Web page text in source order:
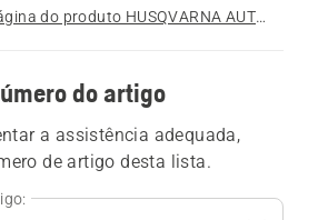
Aceder à página do produto HUSQVARNA AUTOMOWER® 310 Mark II
do artigo
a assistência adequada,
de artigo desta lista.